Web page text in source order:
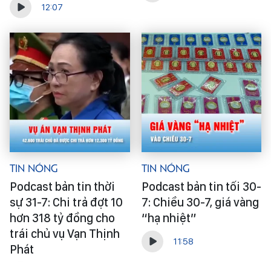
12:07
Tin Nóng
Podcast bản tin thời
sự 31-7: Chi trả đợt 10
hơn 318 tỷ đồng cho
trái chủ vụ Vạn Thịnh
Phát
Tin Nóng
Podcast bản tin tối 30-
7: Chiều 30-7, giá vàng
“hạ nhiệt”
11:58